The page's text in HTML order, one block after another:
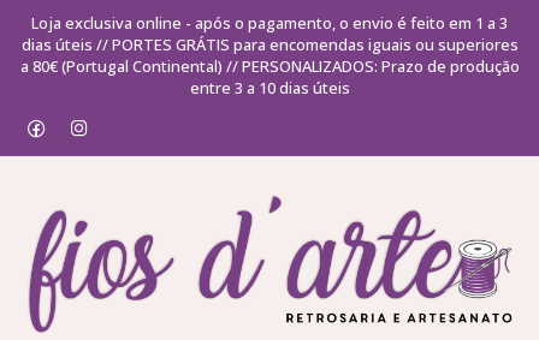
Loja exclusiva online - após o pagamento, o envio é feito em 1 a 3
dias úteis // PORTES GRÁTIS para encomendas iguais ou superiores
a 80€ (Portugal Continental) // PERSONALIZADOS: Prazo de produção
entre 3 a 10 dias úteis